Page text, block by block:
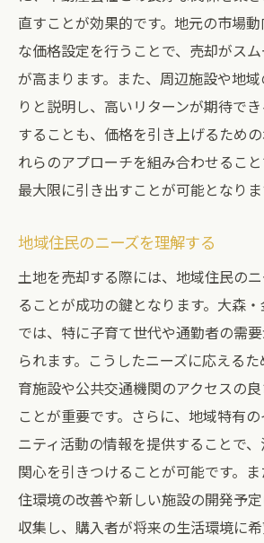
直すことが効果的です。地元の市場
な価格設定を行うことで、売却がス
が高まります。また、周辺施設や地
りと説明し、高いリターンが期待で
することも、価格を引き上げるため
れらのアプローチを組み合わせるこ
最大限に引き出すことが可能となりま
地域住民のニーズを理解する
土地を売却する際には、地域住民の
ることが成功の鍵となります。大森
では、特に子育て世代や通勤者の需
られます。こうしたニーズに応える
育施設や公共交通機関のアクセスの
ことが重要です。さらに、地域特有
ニティ活動の情報を提供することで
関心を引きつけることが可能です。
住環境の改善や新しい施設の開発予
収集し、購入者が将来の生活環境に